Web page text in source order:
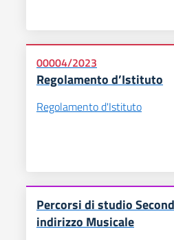
00004/2023
Regolamento d’Istituto
Regolamento d'Istituto
Percorsi di studio
indirizzo Musicale